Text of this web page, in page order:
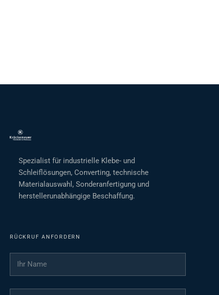
Spezialist für industrielle Klebe- und
Schleiflösungen, Converting, technische
Materialauswahl, Sonderanfertigung und
herstellerunabhängige Beschaffung.
RÜCKRUF ANFORDERN
Ihr Name